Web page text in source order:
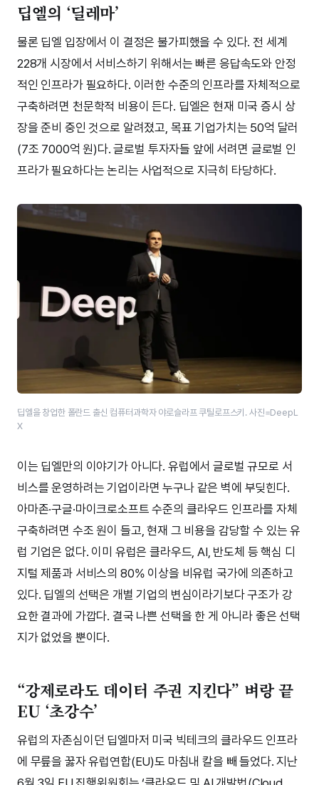
딥엘의 ‘딜레마’
물론 딥엘 입장에서 이 결정은 불가피했을 수 있다. 전 세계
228개 시장에서 서비스하기 위해서는 빠른 응답속도와 안정
적인 인프라가 필요하다. 이러한 수준의 인프라를 자체적으로
구축하려면 천문학적 비용이 든다. 딥엘은 현재 미국 증시 상
장을 준비 중인 것으로 알려졌고, 목표 기업가치는 50억 달러
(7조 7000억 원)다. 글로벌 투자자들 앞에 서려면 글로벌 인
프라가 필요하다는 논리는 사업적으로 지극히 타당하다.
딥엘을 창업한 폴란드 출신 컴퓨터과학자 야로슬라프 쿠틸로프스키. 사진=DeepL
X
이는 딥엘만의 이야기가 아니다. 유럽에서 글로벌 규모로 서
비스를 운영하려는 기업이라면 누구나 같은 벽에 부딪힌다.
아마존·구글·마이크로소프트 수준의 클라우드 인프라를 자체
구축하려면 수조 원이 들고, 현재 그 비용을 감당할 수 있는 유
럽 기업은 없다. 이미 유럽은 클라우드, AI, 반도체 등 핵심 디
지털 제품과 서비스의 80% 이상을 비유럽 국가에 의존하고
있다. 딥엘의 선택은 개별 기업의 변심이라기보다 구조가 강
요한 결과에 가깝다. 결국 나쁜 선택을 한 게 아니라 좋은 선택
지가 없었을 뿐이다.
“강제로라도 데이터 주권 지킨다” 벼랑 끝
EU ‘초강수’
유럽의 자존심이던 딥엘마저 미국 빅테크의 클라우드 인프라
에 무릎을 꿇자 유럽연합(EU)도 마침내 칼을 빼 들었다. 지난